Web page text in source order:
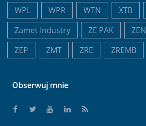
WPL
WPR WTN XTB
Zamet Industry
ZE PAK ZEN
ZEP
ZMT ZRE ZREMB
Obserwuj mnie